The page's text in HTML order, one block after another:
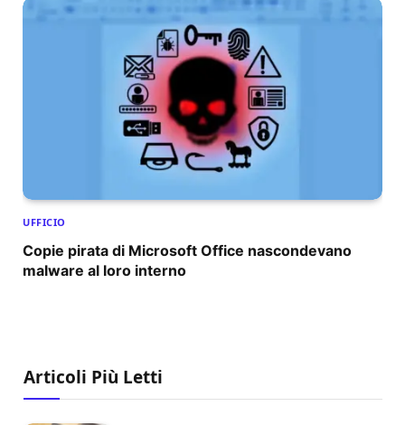
UFFICIO
Copie pirata di Microsoft Office nascondevano
malware al loro interno
Articoli Più Letti